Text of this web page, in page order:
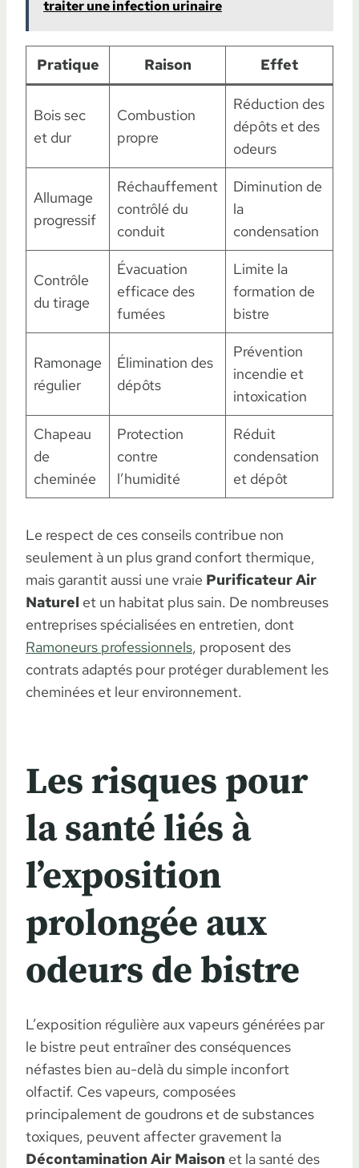
traiter une infection urinaire
Pratique Raison Effet
Bois sec
et dur
Combustion
propre
Réduction des
dépôts et des
odeurs
Allumage
progressif
Réchauffement
contrôlé du
conduit
Diminution de
la
condensation
Contrôle
du tirage
Évacuation
efficace des
fumées
Limite la
formation de
bistre
Ramonage
régulier
Élimination des
dépôts
Prévention
incendie et
intoxication
Chapeau
de
cheminée
Protection
contre
l’humidité
Réduit
condensation
et dépôt
Le respect de ces conseils contribue non
seulement à un plus grand confort thermique,
mais garantit aussi une vraie Purificateur Air
Naturel et un habitat plus sain. De nombreuses
entreprises spécialisées en entretien, dont
Ramoneurs professionnels, proposent des
contrats adaptés pour protéger durablement les
cheminées et leur environnement.
Les risques pour
la santé liés à
l’exposition
prolongée aux
odeurs de bistre
L’exposition régulière aux vapeurs générées par
le bistre peut entraîner des conséquences
néfastes bien au-delà du simple inconfort
olfactif. Ces vapeurs, composées
principalement de goudrons et de substances
toxiques, peuvent affecter gravement la
Décontamination Air Maison et la santé des